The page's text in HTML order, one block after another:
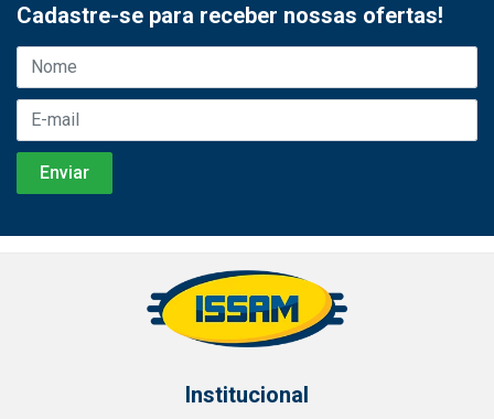
Cadastre-se para receber nossas ofertas!
Institucional